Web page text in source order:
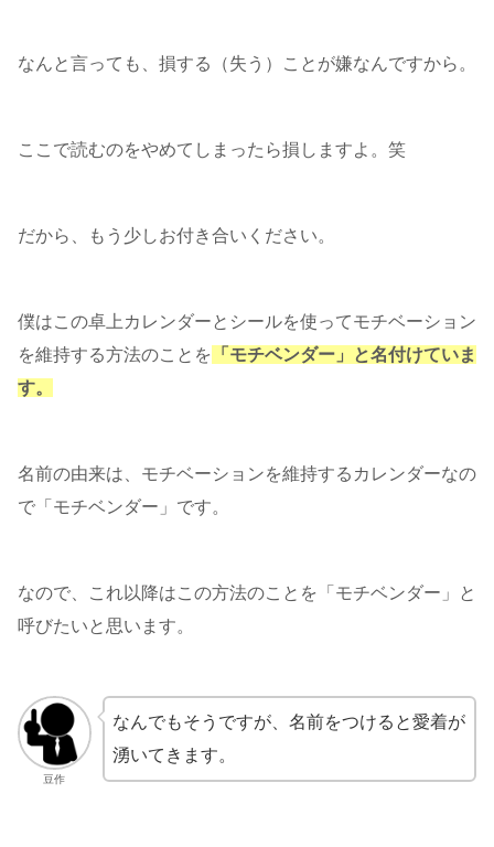
なんと言っても、損する（失う）ことが嫌なんですから。
ここで読むのをやめてしまったら損しますよ。笑
だから、もう少しお付き合いください。
僕はこの卓上カレンダーとシールを使ってモチベーション
を維持する方法のことを
「モチベンダー」と名付けていま
す。
名前の由来は、モチベーションを維持するカレンダーなの
で「モチベンダー」です。
なので、これ以降はこの方法のことを「モチベンダー」と
呼びたいと思います。
豆作
なんでもそうですが、名前をつけると愛着が
湧いてきます。